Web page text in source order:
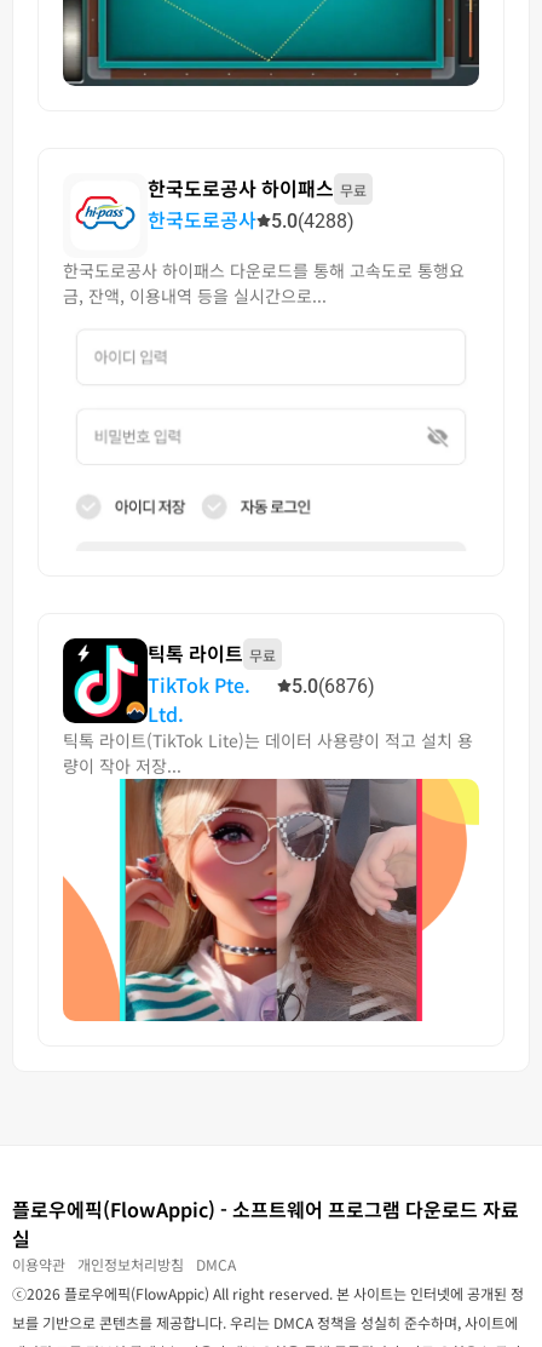
한국도로공사 하이패스 무료
한국도로공사 5.0(4288)
한국도로공사 하이패스 다운로드를 통해 고속도로 통행요
금, 잔액, 이용내역 등을 실시간으로...
틱톡 라이트 무료
TikTok Pte.
Ltd.
5.0(6876)
틱톡 라이트(TikTok Lite)는 데이터 사용량이 적고 설치 용
량이 작아 저장...
플로우에픽(FlowAppic) - 소프트웨어 프로그램 다운로드 자료
실
이용약관 개인정보처리방침
DMCA
ⓒ2026 플로우에픽(FlowAppic) All right reserved. 본 사이트는 인터넷에 공개된 정
보를 기반으로 콘텐츠를 제공합니다. 우리는 DMCA 정책을 성실히 준수하며, 사이트에